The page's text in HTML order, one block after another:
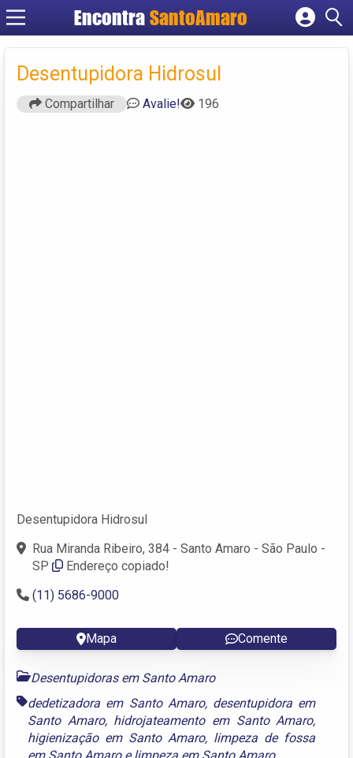
Encontra SantoAmaro
Cadastrar empresa
Criar conta
Desentupidora Hidrosul
Compartilhar Avalie! 196
Desentupidora Hidrosul
Rua Miranda Ribeiro, 384 - Santo Amaro - São Paulo -
SP
Endereço copiado!
(11) 5686-9000
Mapa Comente
Desentupidoras em Santo Amaro
dedetizadora em Santo Amaro, desentupidora em
Santo Amaro, hidrojateamento em Santo Amaro,
higienização em Santo Amaro, limpeza de fossa
em Santo Amaroelimpeza em Santo Amaro